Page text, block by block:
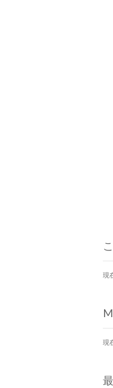
現
現